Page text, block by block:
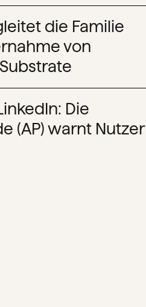
die Familie
von
Die
(AP) warnt Nutzer